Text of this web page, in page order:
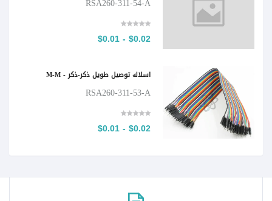
$0.02 - $0.01
اسلاك توصيل طويل ذكر-ذكر - M-M
RSA260-311-53-A
$0.02 - $0.01